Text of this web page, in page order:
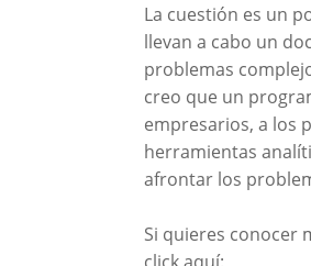
La cuestión es un
llevan a cabo un
problemas
creo que un
empresarios, a los
herramientas
afrontar los
Si quieres conocer